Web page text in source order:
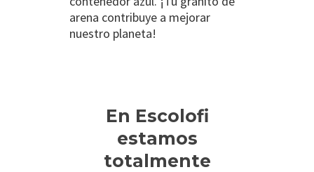
arena contribuye a mejorar
nuestro planeta!
En Escolofi
estamos
totalmente